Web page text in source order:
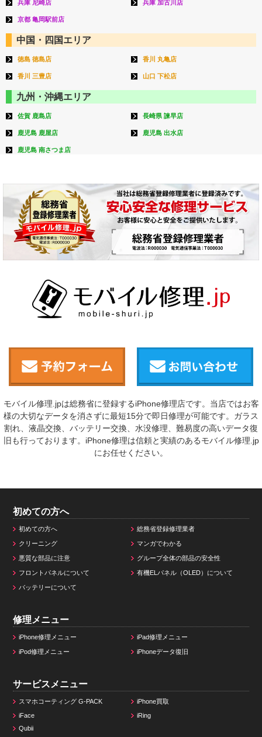
兵庫 尼崎店 兵庫 加古川店
京都 亀岡駅前店
中国・四国エリア
徳島 徳島店 香川 丸亀店
香川 三豊店 山口 下松店
九州・沖縄エリア
佐賀 鹿島店 長崎県 諫早店
鹿児島 鹿屋店 鹿児島 出水店
鹿児島 南さつま店
モバイル修理.jpは総務省に登録するiPhone修理店です。当店ではお客
様の大切なデータを消さずに最短15分で即日修理が可能です。ガラス
割れ、液晶交換、バッテリー交換、水没修理、難易度の高いデータ復
旧も行っております。iPhone修理は信頼と実績のあるモバイル修理.jp
にお任せください。
初めての方へ
初めての方へ 総務省登録修理業者
クリーニング マンガでわかる
悪質な部品に注意 グループ全体の部品の安全性
フロントパネルについて 有機ELパネル（OLED）について
バッテリーについて
修理メニュー
iPhone修理メニュー iPad修理メニュー
iPod修理メニュー iPhoneデータ復旧
サービスメニュー
スマホコーティング G-PACK
iPhone買取
iFace
iRing
Qubii